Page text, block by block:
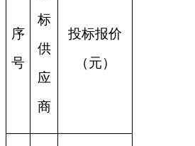
序
号
标
供
应
商
投标报价
（元）